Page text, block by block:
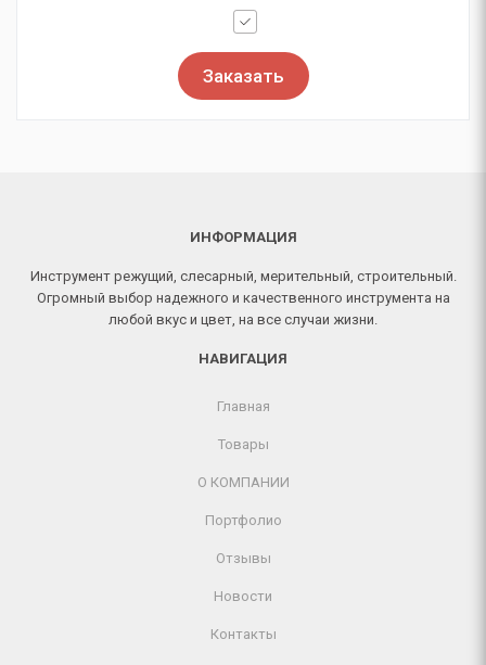
Заказать
ИНФОРМАЦИЯ
Инструмент режущий, слесарный, мерительный, строительный.
Огромный выбор надежного и качественного инструмента на
любой вкус и цвет, на все случаи жизни.
НАВИГАЦИЯ
Главная
Товары
О КОМПАНИИ
Портфолио
Отзывы
Новости
Контакты